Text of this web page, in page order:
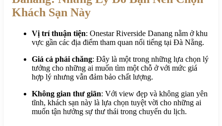
Khách Sạn Này
Vị trí thuận tiện: Onestar Riverside Danang nằm ở khu
vực gần các địa điểm tham quan nổi tiếng tại Đà Nẵng.
Giá cả phải chăng: Đây là một trong những lựa chọn lý
tưởng cho những ai muốn tìm một chỗ ở với mức giá
hợp lý nhưng vẫn đảm bảo chất lượng.
Không gian thư giãn: Với view đẹp và không gian yên
tĩnh, khách sạn này là lựa chọn tuyệt vời cho những ai
muốn tận hưởng sự thư thái trong chuyến du lịch.